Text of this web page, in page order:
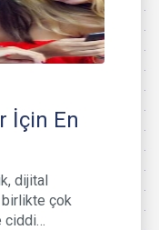
İçin En
dijital
birlikte çok
ciddi…